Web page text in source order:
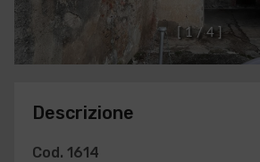
1 / 4
Descrizione
Cod. 1614